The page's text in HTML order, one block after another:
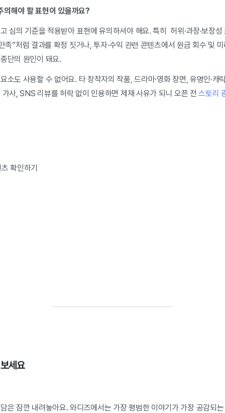
의해야 할 표현이 있을까요?
심의 기준을 적용받아 표현에 유의하셔야 해요. 특히 허위·과장·보장
족”처럼 결과를 확정 짓거나, 투자·수익 관련 콘텐츠에서 원금 회수 및
단의 원인이 돼요.
소도 사용할 수 없어요. 타 창작자의 작품, 드라마·영화 장면, 유명인·캐
사, SNS 리뷰를 허락 없이 인용하면 제재 사유가 되니 오픈 전스토리
확인하기
세요
은 잠깐 내려놓아요. 와디즈에서는 가장 평범한 이야기가 가장 공감되